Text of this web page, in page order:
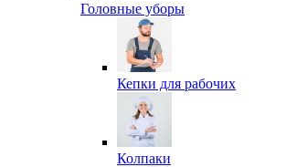
Головные уборы
Кепки для рабочих
Колпаки